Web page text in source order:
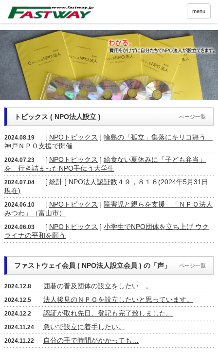
menu
トピックス ( NPO法人設立 ) ページ一覧
2024.08.19 [ NPOトピックス ] 輪島の「孤立」集落にキリコ舞う
神戸ＮＰＯ支援で開催
2024.07.23 [ NPOトピックス ] 給食ない夏休みに「子ども弁当」
を 行き詰まったNPO手伝う大学生
2024.07.04 [ 統計] NPO法人認証数４９，８１６(2024年5月31日
現在)
2024.06.10 [ NPOトピックス ] 障害児と親らを支援 「ＮＰＯ法人
みつわ」（富山市）
2024.06.03 [ NPOトピックス ] 小学生でNPO団体を立ち上げ ウク
ライナの平和を願う
ファストウェイ会員 ( NPO法人設立会員 ) の「声」 ページ一覧
2024.12.8 囲碁の普及団体の設立をしたい…。
2024.12.5 法人後見のＮＰＯを設立したいと思っています。
2024.12.2 認証が取れ先日、登記も完了致しました。
2024.11.24 急いで設立に着手したい。
2024.11.22 自分の手で時間がかかっても…